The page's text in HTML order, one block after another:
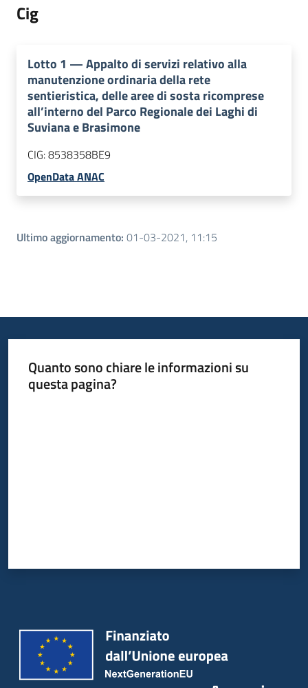
Cig
Lotto 1 —Appalto di servizi relativo alla
manutenzione ordinaria della rete
sentieristica, delle aree di sosta ricomprese
all’interno del Parco Regionale dei Laghi di
Suviana e Brasimone
CIG:8538358BE9
OpenData ANAC
Ultimo aggiornamento: 01-03-2021, 11:15
Quanto sono chiare le informazioni su
questa pagina?